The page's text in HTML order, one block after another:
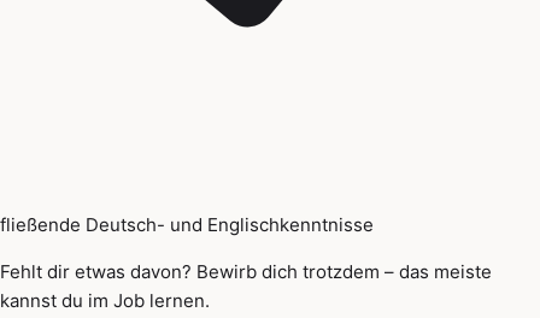
fließende Deutsch- und Englischkenntnisse
Fehlt dir etwas davon? Bewirb dich trotzdem – das meiste
kannst du im Job lernen.